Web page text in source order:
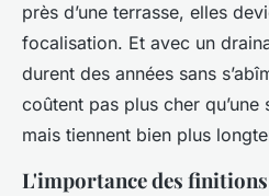
près d’une terrasse, elles
focalisation. Et avec un
durent des années sans
coûtent pas plus cher
mais tiennent bien plus
L'importance des finitions